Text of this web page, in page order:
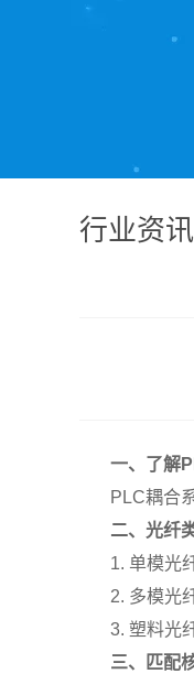
行业资讯
一、了解
PLC耦合
二、光纤
1. 单模光
2. 多模光
3. 塑料光
三、匹配